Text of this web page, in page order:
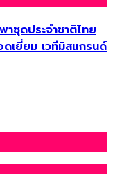
าชุดประจำชาติไทย
เยี่ยม เวทีมิสแกรนด์